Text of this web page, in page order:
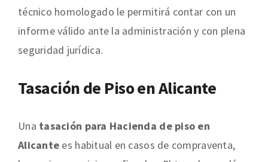
técnico homologado le permitirá contar con un
informe válido ante la administración y con plena
seguridad jurídica.
Tasación de Piso en Alicante
Una tasación para Hacienda de piso en
Alicante es habitual en casos de compraventa,